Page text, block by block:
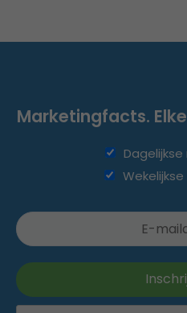
Marketingfacts.